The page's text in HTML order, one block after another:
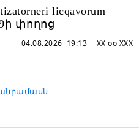
licqavorum
9ի փողոց
XX oo XXX
04.08.2026 19:13